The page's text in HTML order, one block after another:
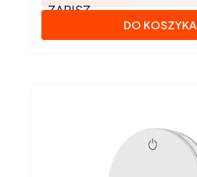
ZAPISZ
DO KOSZYKA